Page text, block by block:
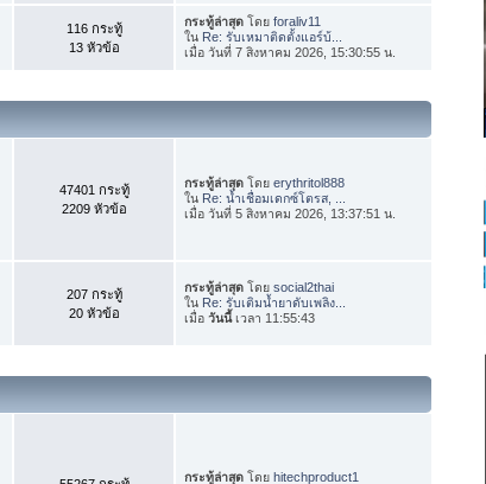
116 กระทู้
13 หัวข้อ
กระทู้ล่าสุด โดยforaliv11
ใน Re: รับเหมาติดตั้งแอร์บ้...
เมื่อ วันที่ 7 สิงหาคม 2026, 15:30:55 น.
47401 กระทู้
2209 หัวข้อ
กระทู้ล่าสุด โดยerythritol888
ใน Re: น้ำเชื่อมเดกซ์โตรส, ...
เมื่อ วันที่ 5 สิงหาคม 2026, 13:37:51 น.
207 กระทู้
20 หัวข้อ
กระทู้ล่าสุด โดยsocial2thai
ใน Re: รับเติมน้ำยาดับเพลิง...
เมื่อวันนี้เวลา 11:55:43
กระทู้ล่าสุด โดยhitechproduct1